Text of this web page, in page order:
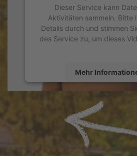
Dieser Service kann
Aktivitäten sammeln. Bitte
Details durch und stimmen
des Service zu, um dieses
Mehr
powered by
Management Platform